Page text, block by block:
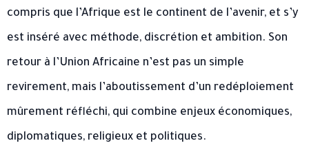
compris que l’Afrique est le continent de l’avenir, et s’y
est inséré avec méthode, discrétion et ambition. Son
retour à l’Union Africaine n’est pas un simple
revirement, mais l’aboutissement d’un redéploiement
mûrement réfléchi, qui combine enjeux économiques,
diplomatiques, religieux et politiques.